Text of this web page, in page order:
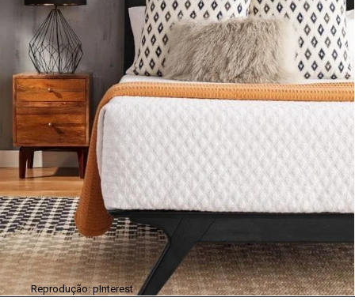
Reprodução: pInterest